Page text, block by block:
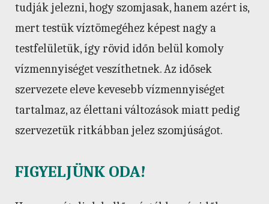
tudják jelezni, hogy szomjasak, hanem azért is,
mert testük víztömegéhez képest nagy a
testfelületük, így rövid időn belül komoly
vízmennyiséget veszíthetnek. Az idősek
szervezete eleve kevesebb vízmennyiséget
tartalmaz, az élettani változások miatt pedig
szervezetük ritkábban jelez szomjúságot.
FIGYELJÜNK ODA!